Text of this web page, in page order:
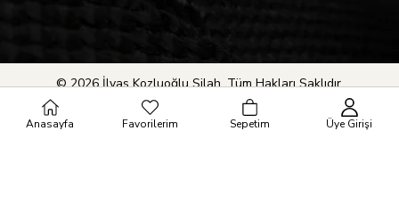
© 2026 İlyas Kozluoğlu Silah. Tüm Hakları Saklıdır.
Anasayfa Favorilerim Sepetim Üye Girişi